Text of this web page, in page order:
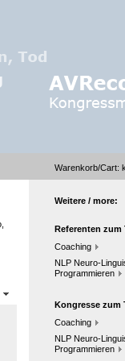
Warenkorb/Cart:
Weitere / more:
Referenten zum
Coaching
NLP Neuro-
Programmieren
Kongresse zum
Coaching
NLP Neuro-
Programmieren